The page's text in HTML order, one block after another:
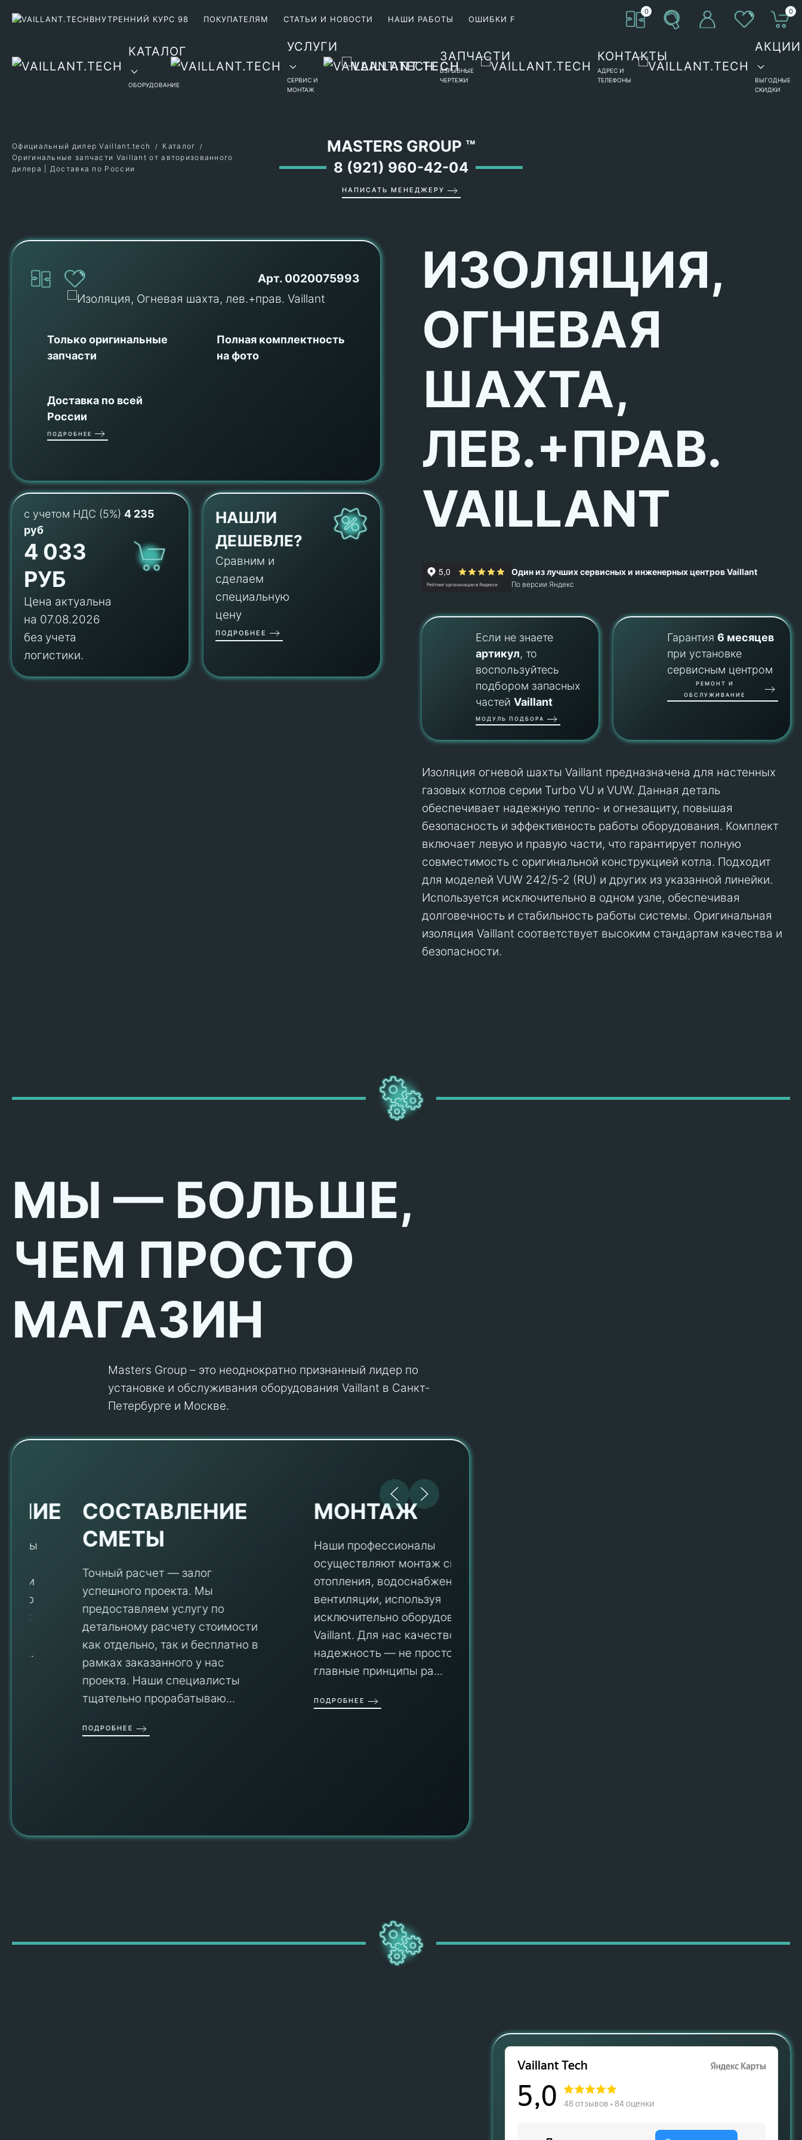
ВНУТРЕННИЙ КУРС 98 ПОКУПАТЕЛЯМ СТАТЬИ И НОВОСТИ НАШИ РАБОТЫ ОШИБКИ F
0 0
КАТАЛОГ
ОБОРУДОВАНИЕ
УСЛУГИ
СЕРВИС И
МОНТАЖ
ЗАПЧАСТИ
ВЗРЫВНЫЕ
ЧЕРТЕЖИ
КОНТАКТЫ
АДРЕС И
ТЕЛЕФОНЫ
АКЦИИ
ВЫГОДНЫЕ
СКИДКИ
MASTERS GROUP ™
8 (921) 960-42-04
НАПИСАТЬ МЕНЕДЖЕРУ
Официальный дилер Vaillant.tech
Каталог
Оригинальные запчасти Vaillant от авторизованного
дилера | Доставка по России
Арт. 0020075993
Только оригинальные
запчасти
Полная комплектность
на фото
Доставка по всей
России
ПОДРОБНЕЕ
с учетом НДС (5%) 4 235
руб
4 033
РУБ
Цена актуальна
на 07.08.2026
без учета
логистики.
НАШЛИ
ДЕШЕВЛЕ?
Сравним и
сделаем
специальную
цену
ПОДРОБНЕЕ
ИЗОЛЯЦИЯ,
ОГНЕВАЯ
ШАХТА,
ЛЕВ.+ПРАВ.
VAILLANT
Один из лучших сервисных и инженерных центров Vaillant
По версии Яндекс
Если не знаете
артикул, то
воспользуйтесь
подбором запасных
частейVaillant
МОДУЛЬ ПОДБОРА
Гарантия6 месяцев
при установке
сервисным центром
РЕМОНТ И
ОБСЛУЖИВАНИЕ
Изоляция огневой шахты Vaillant предназначена для настенных
газовых котлов серии Turbo VU и VUW. Данная деталь
обеспечивает надежную тепло- и огнезащиту, повышая
безопасность и эффективность работы оборудования. Комплект
включает левую и правую части, что гарантирует полную
совместимость с оригинальной конструкцией котла. Подходит
для моделей VUW 242/5-2 (RU) и других из указанной линейки.
Используется исключительно в одном узле, обеспечивая
долговечность и стабильность работы системы. Оригинальная
изоляция Vaillant соответствует высоким стандартам качества и
безопасности.
МЫ — БОЛЬШЕ,
ЧЕМ ПРОСТО
МАГАЗИН
Masters Group – это неоднократно признанный лидер по
установке и обслуживания оборудования Vaillant в Санкт-
Петербурге и Москве.
СОСТАВЛЕНИЕ
СМЕТЫ
Точный расчет — залог
успешного проекта. Мы
предоставляем услугу по
детальному расчету стоимости
как отдельно, так и бесплатно в
рамках заказанного у нас
проекта. Наши специалисты
тщательно прорабатываю...
МОНТАЖ
Наши профессионалы
осуществляют монтаж систем
отопления, водоснабжения и
вентиляции, используя
исключительно оборудование
Vaillant. Для нас качество и
надежность — не просто слова, а
главные принципы ра...